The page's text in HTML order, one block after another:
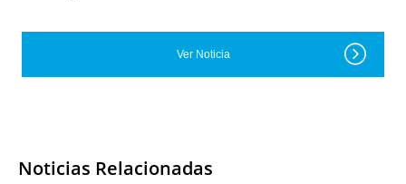
Ver Noticia
Noticias Relacionadas